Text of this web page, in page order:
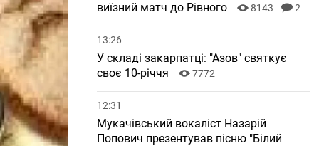
виїзний матч до Рівного
8143 2
13:26
У складі закарпатці: "Азов" святкує
своє 10-річчя
7772
12:31
Мукачівський вокаліст Назарій
Попович презентував пісню "Білий